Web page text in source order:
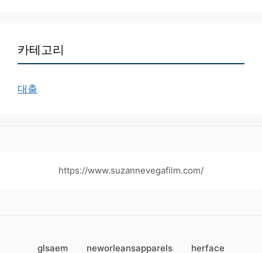
카테고리
대출
https://www.suzannevegafilm.com/
glsaem neworleansapparels herface